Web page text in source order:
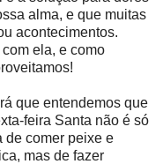
alma, e que muitas
acontecimentos.
ela, e como
que entendemos que
feira Santa não é só
de comer peixe e
mas de fazer